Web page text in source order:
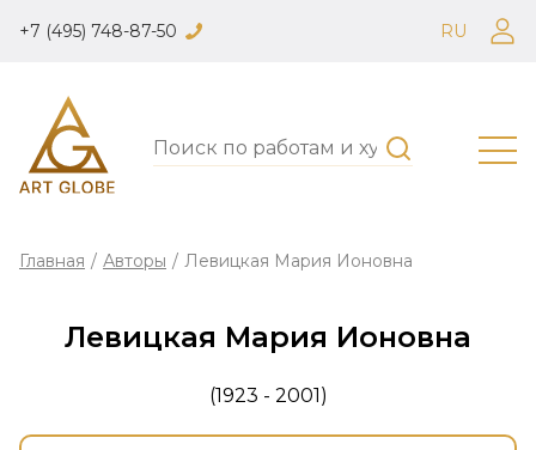
+7 (495) 748-87-50 RU
Главная / Авторы / Левицкая Мария Ионовна
Левицкая Мария Ионовна
(1923 - 2001)